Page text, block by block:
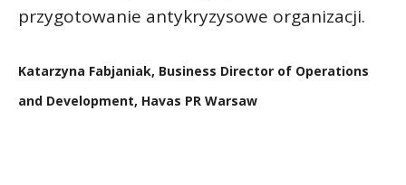
przygotowanie antykryzysowe organizacji.
Katarzyna Fabjaniak, Business Director of Operations
and Development, Havas PR Warsaw